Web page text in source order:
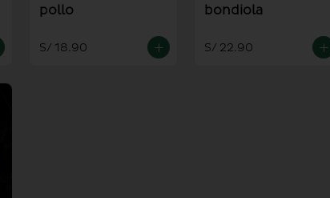
pollo
S/ 18.90
bondiola
S/ 22.90